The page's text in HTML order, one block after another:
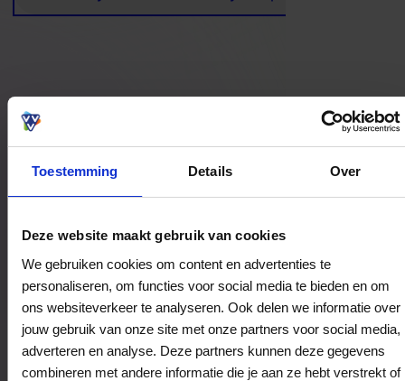
Toestemming Details Over
Deze website maakt gebruik van cookies
We gebruiken cookies om content en advertenties te
personaliseren, om functies voor social media te bieden en om
ons websiteverkeer te analyseren. Ook delen we informatie over
jouw gebruik van onze site met onze partners voor social media,
adverteren en analyse. Deze partners kunnen deze gegevens
combineren met andere informatie die je aan ze hebt verstrekt of
Bestedingslocaties
Edelsteenslijperij De Sprong
Lange Brinkweg 66
3764AE SOEST
Veelgestelde Vragen